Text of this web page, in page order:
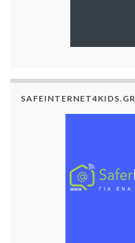
SAFEINTERNET4KIDS.GR